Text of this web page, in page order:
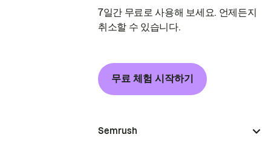
7일간 무료로 사용해 보세요. 언제든지
취소할 수 있습니다.
무료 체험 시작하기
Semrush